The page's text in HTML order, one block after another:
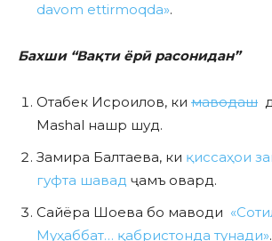
davom ettirmoqda».
Бахши “Вақти ёрӣ расонидан”
Отабек Исроилов, ки маводаш
Mashal нашр шуд.
Замира Балтаева, ки қиссаҳои
гуфта шавад ҷамъ овард.
Сайёра Шоева бо маводи
Муҳаббат… қабристонда тунади».